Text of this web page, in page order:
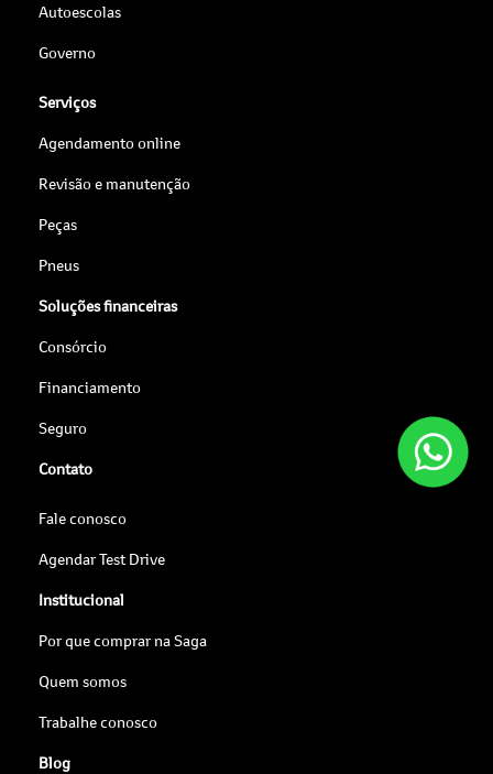
Autoescolas
Governo
Serviços
Agendamento online
Revisão e manutenção
Peças
Pneus
Soluções financeiras
Consórcio
Financiamento
Seguro
Contato
Fale conosco
Agendar Test Drive
Institucional
Por que comprar na Saga
Quem somos
Trabalhe conosco
Blog